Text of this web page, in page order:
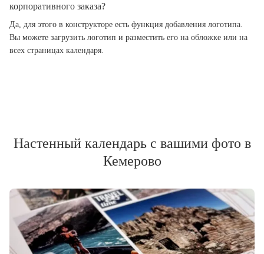
корпоративного заказа?
Да, для этого в конструкторе есть функция добавления логотипа.
Вы можете загрузить логотип и разместить его на обложке или на
всех страницах календаря.
Настенный календарь с вашими фото в
Кемерово